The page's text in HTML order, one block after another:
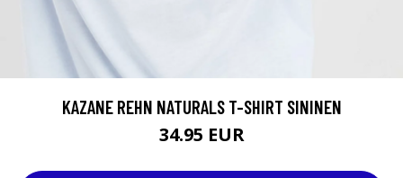
KAZANE REHN NATURALS T-SHIRT SININEN
34.95 EUR